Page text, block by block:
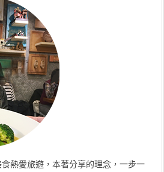
熱愛旅遊，本著分享的理念，一步一